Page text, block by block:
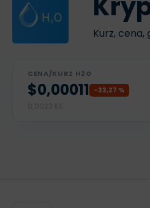
Kurz,
CENA/KURZ H2O
$0,00011 -33,27 %